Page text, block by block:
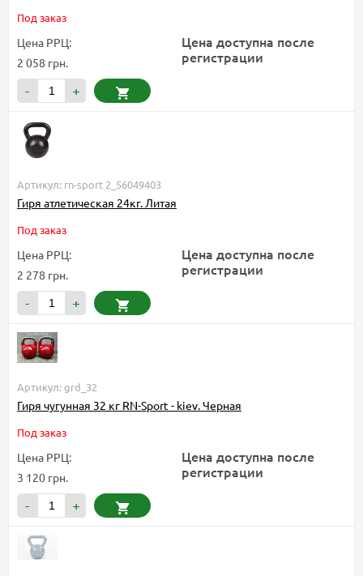
Под заказ
Цена РРЦ:
2 058 грн.
Цена доступна после
регистрации
- +
Артикул: rn-sport 2_56049403
Гиря атлетическая 24кг. Литая
Под заказ
Цена РРЦ:
2 278 грн.
Цена доступна после
регистрации
- +
Артикул: grd_32
Гиря чугунная 32 кг RN-Sport - kiev. Черная
Под заказ
Цена РРЦ:
3 120 грн.
Цена доступна после
регистрации
- +